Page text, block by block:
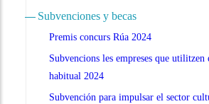
Subvenciones y becas
Premis concurs Rúa 2024
Subvencions les empreses que
habitual 2024
Subvención para impulsar el sector